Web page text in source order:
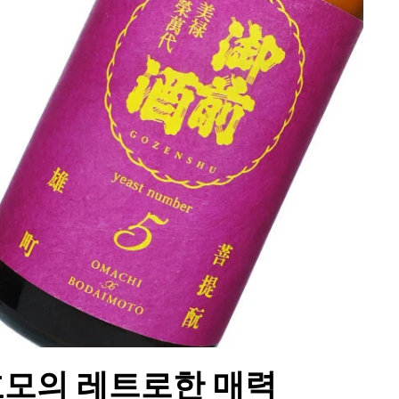
의 레트로한 매력